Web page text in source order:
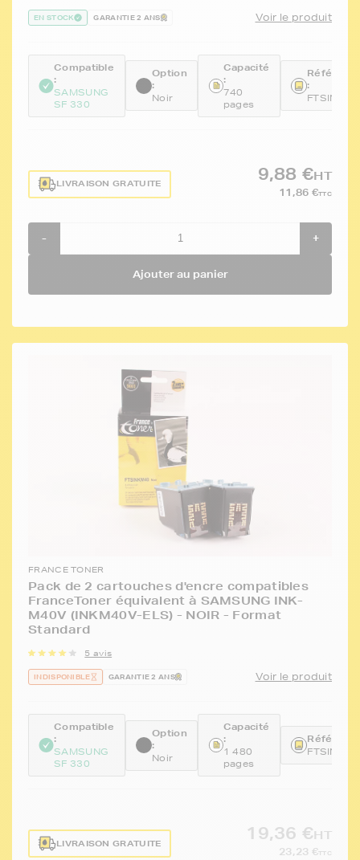
EN STOCK GARANTIE 2 ANS Voir le produit
Compatible
:
SAMSUNG
SF 330
Option
:
Noir
Capacité
:
740
pages
:
LIVRAISON GRATUITE
9,88 €HT
11,86 €TTC
- +
Ajouter au panier
FRANCE TONER
Pack de 2 cartouches d'encre compatibles
FranceToner équivalent à SAMSUNG INK-
M40V (INKM40V-ELS) - NOIR - Format
Standard
5 avis
INDISPONIBLE GARANTIE 2 ANS Voir le produit
Compatible
:
SAMSUNG
SF 330
Option
:
Noir
Capacité
:
1 480
pages
LIVRAISON GRATUITE
19,36 €HT
23,23 €TTC